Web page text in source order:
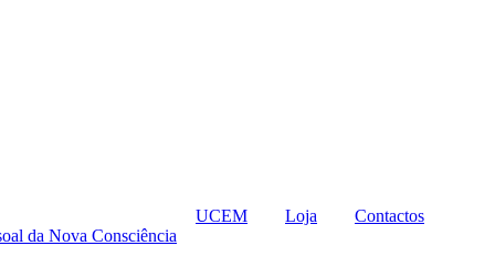
da Nova Consciência
UCEM Loja Contactos